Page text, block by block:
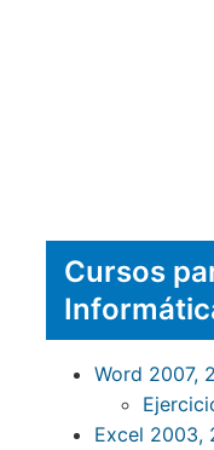
Cursos
Word 2007,
Excel 2003,